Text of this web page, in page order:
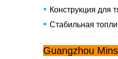
• Конструкция для
• Стабильная
Guangzhou